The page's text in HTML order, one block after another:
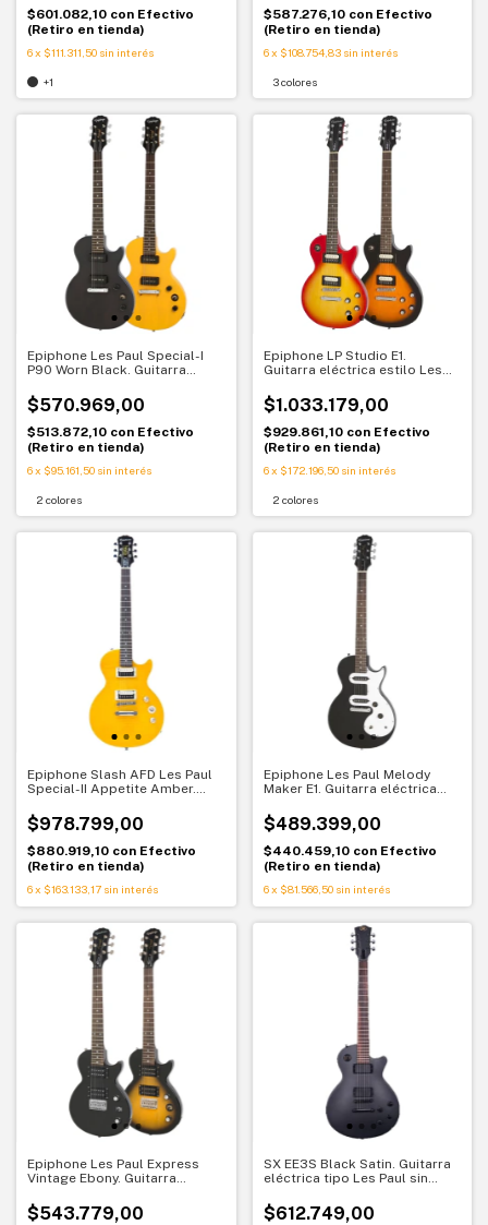
$601.082,10 con Efectivo
(Retiro en tienda)
6x $111.311,50 sin interés
+1
$587.276,10 con Efectivo
(Retiro en tienda)
6 x $108.754,83 sin interés
3 colores
Epiphone Les Paul Special-I
P90 Worn Black. Guitarra
crudo y vintage
$570.969,00
$513.872,10 con Efectivo
(Retiro en tienda)
6x $95.161,50 sin interés
2 colores
Epiphone LP Studio E1.
Guitarra eléctrica estilo Les
$1.033.179,00
$929.861,10 con Efectivo
(Retiro en tienda)
6 x $172.196,50 sin interés
2 colores
Epiphone Slash AFD Les Paul
Special-II Appetite Amber.
completo. Sonido rockero
Slash
$978.799,00
$880.919,10 con Efectivo
(Retiro en tienda)
6x $163.133,17 sin interés
Epiphone Les Paul Melody
Maker E1. Guitarra eléctrica
$489.399,00
$440.459,10 con Efectivo
(Retiro en tienda)
6 x $81.566,50 sin interés
Epiphone Les Paul Express
Vintage Ebony. Guitarra
en formato compacto
$543.779,00
SX EE3S Black Satin. Guitarra
eléctrica tipo Les Paul sin
sobriedad
$612.749,00